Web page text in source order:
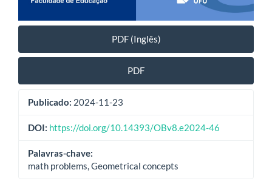
PDF (Inglês)
PDF
Publicado: 2024-11-23
DOI: https://doi.org/10.14393/OBv8.e2024-46
Palavras-chave:
math problems, Geometrical concepts